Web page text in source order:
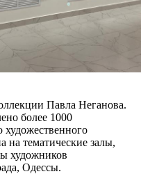
Павла Неганова.
более 1000
художественного
на тематические залы,
художников
Одессы.